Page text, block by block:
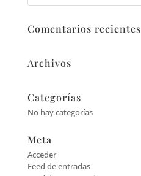
Comentarios recientes
Archivos
Categorías
No hay categorías
Meta
Acceder
Feed de entradas